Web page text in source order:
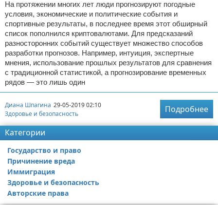
На протяжении многих лет люди прогнозируют погодные
условия, экономические и политические события и
спортивные результаты, в последнее время этот обширный
список пополнился криптовалютами. Для предсказаний
разносторонних событий существует множество способов
разработки прогнозов. Например, интуиция, экспертные
мнения, использование прошлых результатов для сравнения
с традиционной статистикой, а прогнозирование временных
рядов — это лишь один
Диана Шпагина 29-05-2019 02:10
Здоровье и безопасность
Подробнее
Категории
Государство и право
Причинение вреда
Иммиграция
Здоровье и безопасность
Авторские права